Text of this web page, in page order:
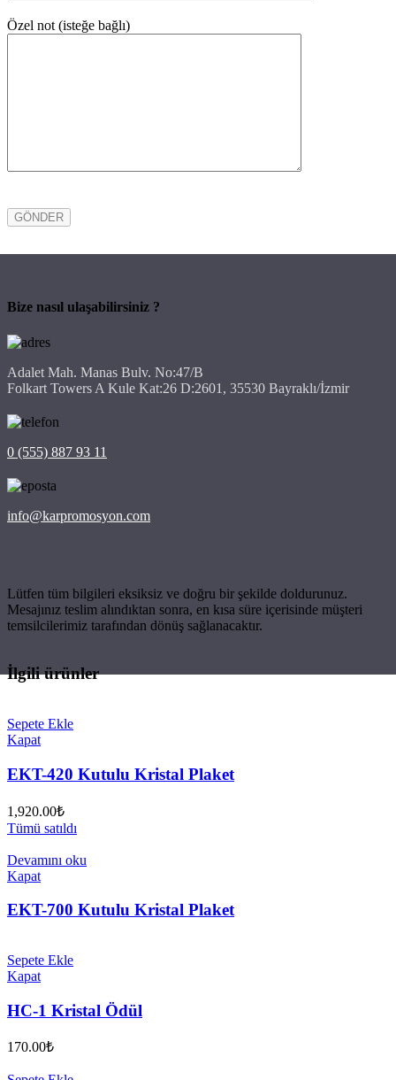
Özel not (isteğe bağlı)
Bize nasıl ulaşabilirsiniz ?
Adalet Mah. Manas Bulv. No:47/B
Folkart Towers A Kule Kat:26 D:2601, 35530 Bayraklı/İzmir
0 (555) 887 93 11
info@karpromosyon.com
Lütfen tüm bilgileri eksiksiz ve doğru bir şekilde doldurunuz.
Mesajınız teslim alındıktan sonra, en kısa süre içerisinde müşteri
temsilcilerimiz tarafından dönüş sağlanacaktır.
İlgili ürünler
Sepete Ekle
Kapat
EKT-420 Kutulu Kristal Plaket
1,920.00₺
Tümü satıldı
Devamını oku
Kapat
EKT-700 Kutulu Kristal Plaket
Sepete Ekle
Kapat
HC-1 Kristal Ödül
170.00₺